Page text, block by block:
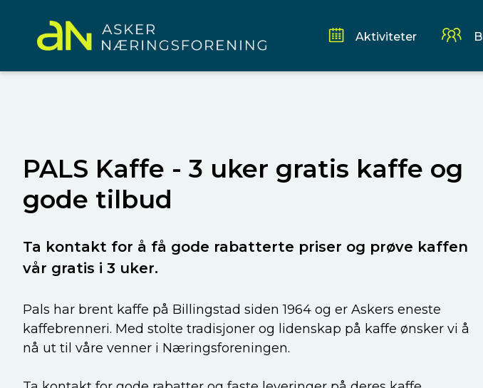
Aktiviteter
PALS Kaffe - 3 uker gratis kaffe og
gode tilbud
Ta kontakt for å få gode rabatterte priser og prøve kaffen
vår gratis i 3 uker.
Pals har brent kaffe på Billingstad siden 1964 og er Askers eneste
kaffebrenneri. Med stolte tradisjoner og lidenskap på kaffe ønsker vi å
nå ut til våre venner i Næringsforeningen.